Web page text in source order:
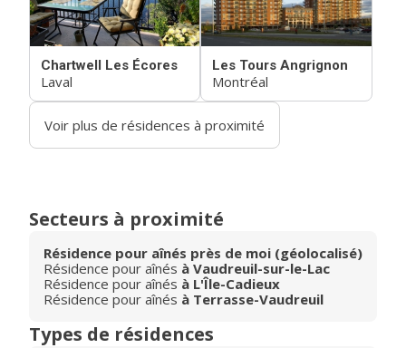
Chartwell Les Écores
Laval
Les Tours Angrignon
Montréal
Voir plus de résidences à proximité
Secteurs à proximité
Résidence pour aînés près de moi (géolocalisé)
Résidence pour aînés à Vaudreuil-sur-le-Lac
Résidence pour aînés à L'Île-Cadieux
Résidence pour aînés à Terrasse-Vaudreuil
Types de résidences